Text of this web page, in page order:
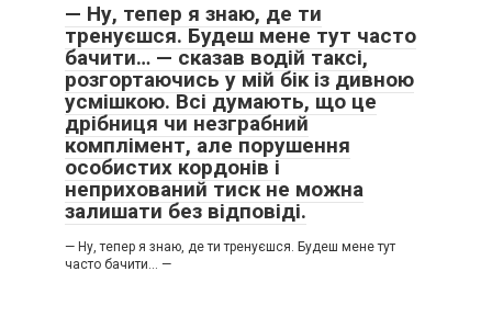
— Ну, тепер я знаю, де ти
тренуєшся. Будеш мене тут часто
бачити… — сказав водій таксі,
розгортаючись у мій бік із дивною
усмішкою. Всі думають, що це
дрібниця чи незграбний
комплімент, але порушення
особистих кордонів і
неприхований тиск не можна
залишати без відповіді.
— Ну, тепер я знаю, де ти тренуєшся. Будеш мене тут
часто бачити… —